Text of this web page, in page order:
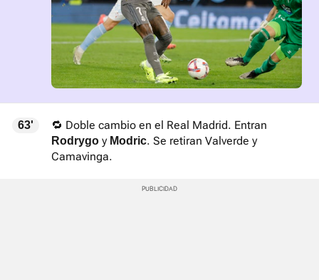
63' 🔁 Doble cambio en el Real Madrid. Entran
Rodrygo y Modric. Se retiran Valverde y
Camavinga.